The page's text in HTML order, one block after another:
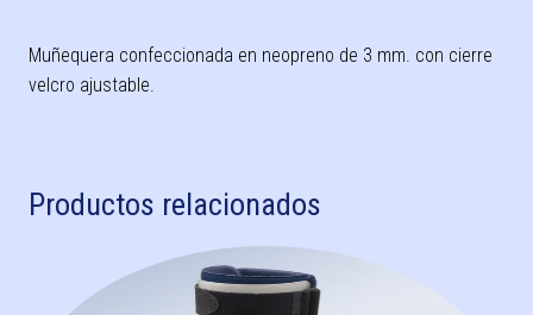
Muñequera confeccionada en neopreno de 3 mm. con cierre
velcro ajustable.
Productos relacionados